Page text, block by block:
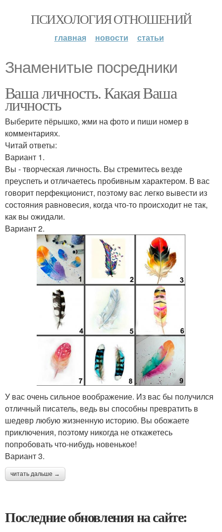
ПСИХОЛОГИЯ ОТНОШЕНИЙ
главная новости статьи
Знаменитые посредники
Ваша личность. Какая Ваша
личность
Выберите пёрышко, жми на фото и пиши номер в
комментариях.
Читай ответы:
Вариант 1.
Вы - творческая личность. Вы стремитесь везде
преуспеть и отличаетесь пробивным характером. В вас
говорит перфекционист, поэтому вас легко вывести из
состояния равновесия, когда что-то происходит не так,
как вы ожидали.
Вариант 2.
У вас очень сильное воображение. Из вас бы получился
отличный писатель, ведь вы способны превратить в
шедевр любую жизненную историю. Вы обожаете
приключения, поэтому никогда не откажетесь
попробовать что-нибудь новенькое!
Вариант 3.
читать дальше →
Последние обновления на сайте: